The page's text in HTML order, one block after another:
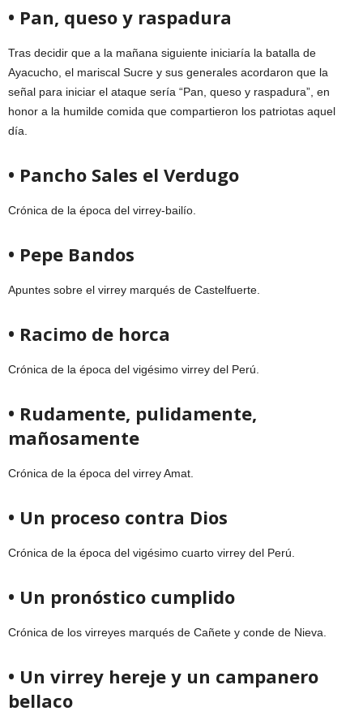
• Pan, queso y raspadura
Tras decidir que a la mañana siguiente iniciaría la batalla de
Ayacucho, el mariscal Sucre y sus generales acordaron que la
señal para iniciar el ataque sería “Pan, queso y raspadura”, en
honor a la humilde comida que compartieron los patriotas aquel
día.
• Pancho Sales el Verdugo
Crónica de la época del virrey-bailío.
• Pepe Bandos
Apuntes sobre el virrey marqués de Castelfuerte.
• Racimo de horca
Crónica de la época del vigésimo virrey del Perú.
• Rudamente, pulidamente,
mañosamente
Crónica de la época del virrey Amat.
• Un proceso contra Dios
Crónica de la época del vigésimo cuarto virrey del Perú.
• Un pronóstico cumplido
Crónica de los virreyes marqués de Cañete y conde de Nieva.
• Un virrey hereje y un campanero
bellaco